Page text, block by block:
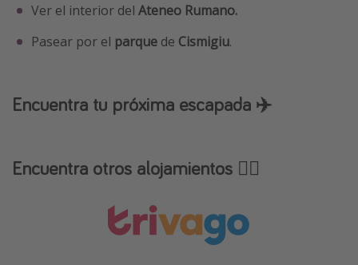
Ver el interior del Ateneo Rumano.
Pasear por el parque de Cismigiu.
Encuentra tu próxima escapada ✈️
Encuentra otros alojamientos 👇🏼